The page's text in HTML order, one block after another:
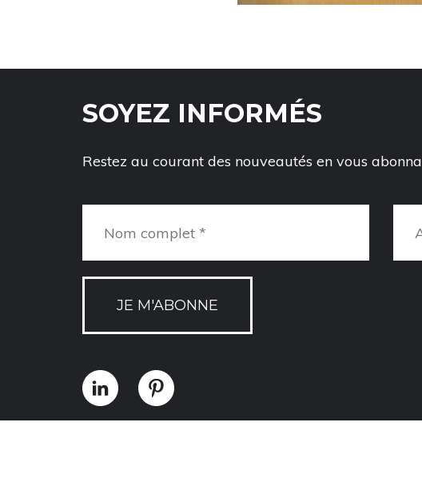
SOYEZ INFORMÉS
Restez au courant des nouveautés en vous
JE M'ABONNE